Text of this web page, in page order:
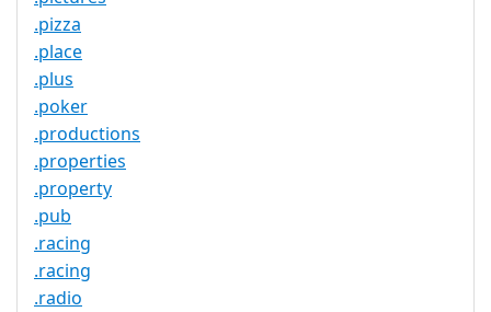
.pizza
.place
.plus
.poker
.productions
.properties
.property
.pub
.racing
.racing
.radio